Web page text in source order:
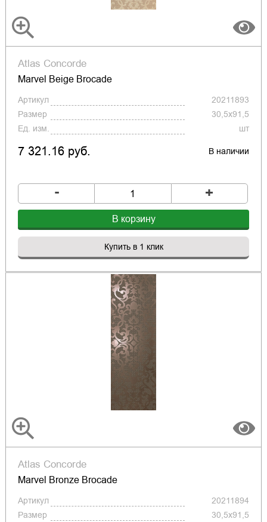
Atlas Concorde
Marvel Beige Brocade
Артикул
20211893
Размер
30,5x91,5
Ед. изм.
шт
7 321.16 руб. В наличии
- +
В корзину
Купить в 1 клик
Atlas Concorde
Marvel Bronze Brocade
Артикул
20211894
Размер
30,5x91,5